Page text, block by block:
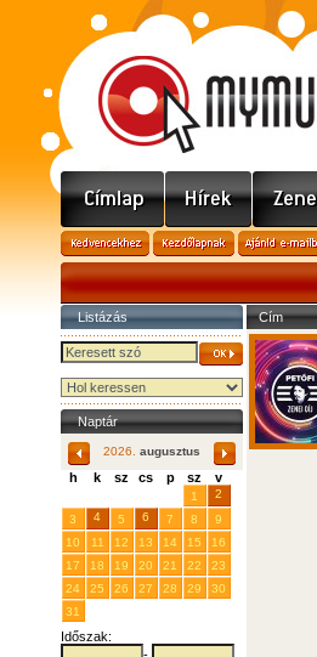
Listázás
Naptár
2026. augusztus
h k sz cs p sz v
1
2
3
4 5 6 7 8
9
10
11 12 13 14 15
16
17
18 19 20 21 22
23
24
25 26 27 28 29
30
31
Időszak:
Cím